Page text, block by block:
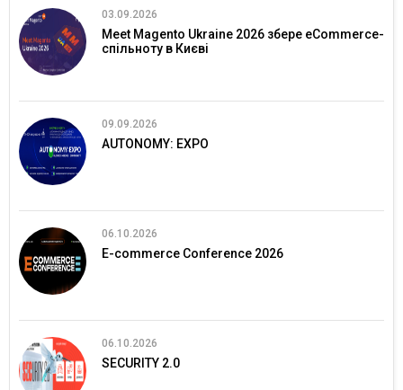
03.09.2026
Meet Magento Ukraine 2026 збере eCommerce-
спільноту в Києві
09.09.2026
AUTONOMY: EXPO
06.10.2026
E-commerce Conference 2026
06.10.2026
SECURITY 2.0